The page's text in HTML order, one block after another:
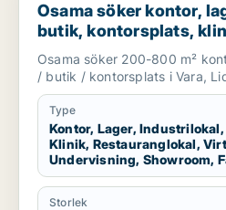
Osama söker kontor,
butik, kontorsplats,
restauranglokal,
undervisning,
eller garage för
Lidköping
Osama söker 200-800 m²
/ butik / kontorsplats i Vara,
Type
Kontor, Lager,
Klinik, Restauranglokal,
Undervisning, Showroom,
Garage
Storlek